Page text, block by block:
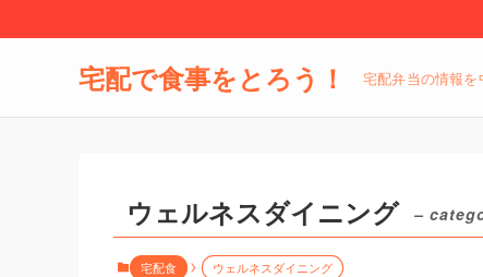
宅配で食事をとろう！ 宅配弁当の情報を
ウェルネスダイニング –
宅配食 ウェルネスダイニング